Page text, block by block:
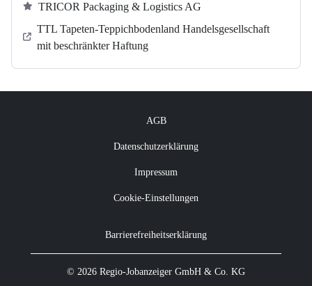
TRICOR Packaging & Logistics AG
TTL Tapeten-Teppichbodenland Handelsgesellschaft
mit beschränkter Haftung
AGB
Datenschutzerklärung
Impressum
Cookie-Einstellungen
Barrierefreiheitserklärung
© 2026 Regio-Jobanzeiger GmbH & Co. KG